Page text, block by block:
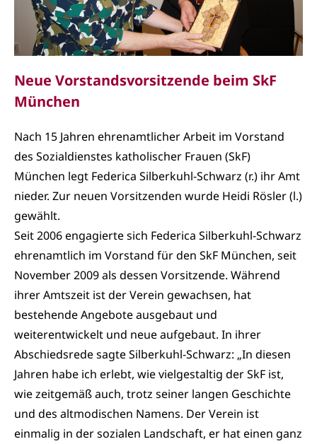
Neue Vorstandsvorsitzende beim SkF
München
Nach 15 Jahren ehrenamtlicher Arbeit im Vorstand
des Sozialdienstes katholischer Frauen (SkF)
München legt Federica Silberkuhl-Schwarz (r.) ihr Amt
nieder. Zur neuen Vorsitzenden wurde Heidi Rösler (l.)
gewählt.
Seit 2006 engagierte sich Federica Silberkuhl-Schwarz
ehrenamtlich im Vorstand für den SkF München, seit
November 2009 als dessen Vorsitzende. Während
ihrer Amtszeit ist der Verein gewachsen, hat
bestehende Angebote ausgebaut und
weiterentwickelt und neue aufgebaut. In ihrer
Abschiedsrede sagte Silberkuhl-Schwarz: „In diesen
Jahren habe ich erlebt, wie vielgestaltig der SkF ist,
wie zeitgemäß auch, trotz seiner langen Geschichte
und des altmodischen Namens. Der Verein ist
einmalig in der sozialen Landschaft, er hat einen ganz